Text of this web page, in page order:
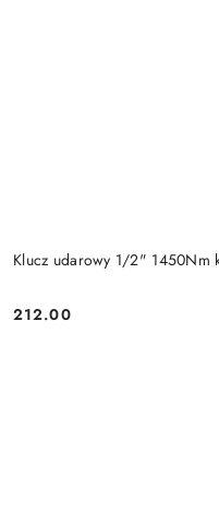
Klucz udarowy 1/2" 1450Nm
Cena:
212.00